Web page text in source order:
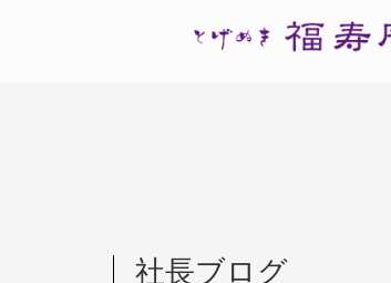
社長ブログ